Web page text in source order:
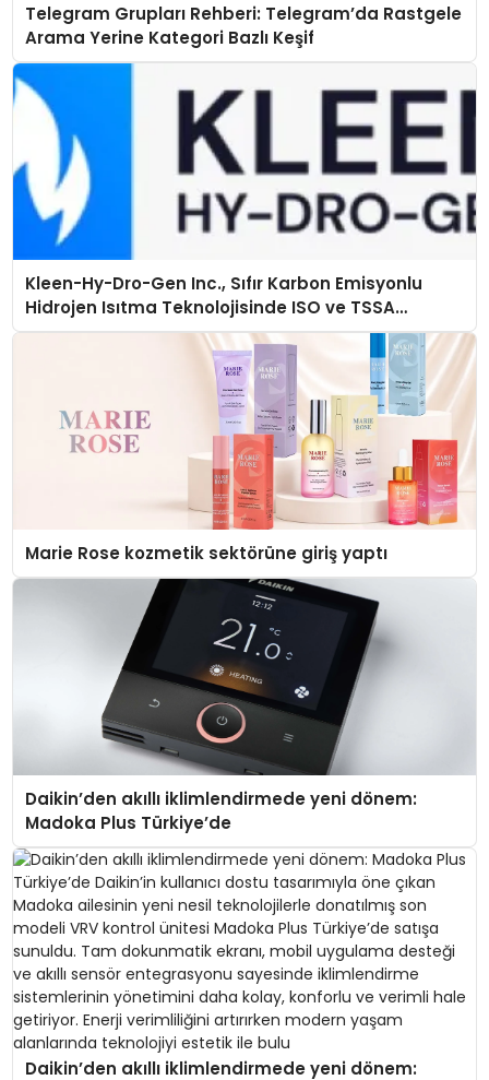
Telegram Grupları Rehberi: Telegram’da Rastgele
Arama Yerine Kategori Bazlı Keşif
Kleen-Hy-Dro-Gen Inc., Sıfır Karbon Emisyonlu
Hidrojen Isıtma Teknolojisinde ISO ve TSSA
Düzenleyici Onaylarını Aldı
Marie Rose kozmetik sektörüne giriş yaptı
Daikin’den akıllı iklimlendirmede yeni dönem:
Madoka Plus Türkiye’de
Daikin’den akıllı iklimlendirmede yeni dönem: